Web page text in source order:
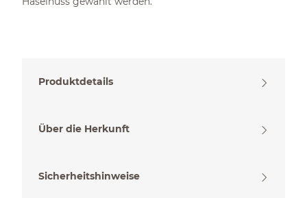
Produktdetails
Über die Herkunft
Sicherheitshinweise